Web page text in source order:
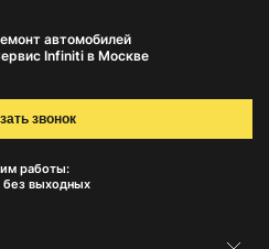
автомобилей
Infiniti в Москве
работы:
без выходных
звонок